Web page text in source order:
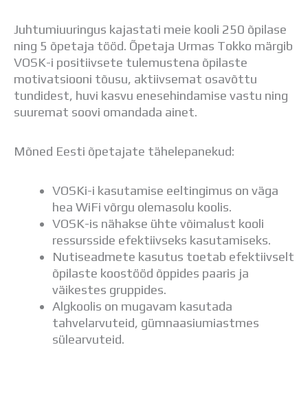
Dokumendid
Uudised
Lapsevanemale
Vilistlastele
Toitlustamine
Virtuaaltuur
Kontaktid
Juhtumiuuringus kajastati meie kooli 250 õpilase
ning 5 õpetaja tööd. Õpetaja Urmas Tokko märgib
VOSK-i positiivsete tulemustena õpilaste
motivatsiooni tõusu, aktiivsemat osavõttu
tundidest, huvi kasvu enesehindamise vastu ning
suuremat soovi omandada ainet.
Mõned Eesti õpetajate tähelepanekud:
VOSKi-i kasutamise eeltingimus on väga
hea WiFi võrgu olemasolu koolis.
VOSK-is nähakse ühte võimalust kooli
ressursside efektiivseks kasutamiseks.
Nutiseadmete kasutus toetab efektiivselt
õpilaste koostööd õppides paaris ja
väikestes gruppides.
Algkoolis on mugavam kasutada
tahvelarvuteid, gümnaasiumiastmes
sülearvuteid.